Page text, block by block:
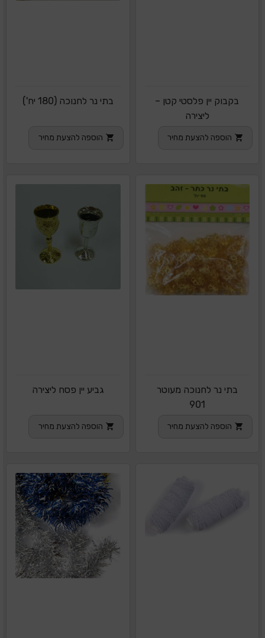
בקבוק יין פלסטי קטן –
ליצירה
הוספה להצעת מחיר
בתי נר לחנוכה (180 יח')
הוספה להצעת מחיר
בתי נר לחנוכה מעוטר
901
הוספה להצעת מחיר
גביע יין פסח ליצירה
הוספה להצעת מחיר